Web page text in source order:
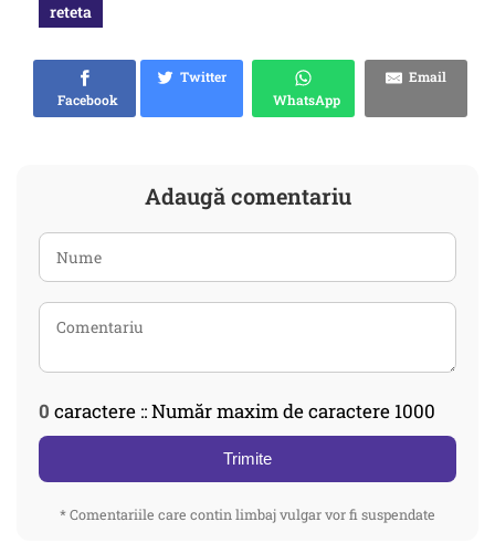
reteta
Facebook
Twitter
WhatsApp
Email
Adaugă comentariu
0 caractere :: Număr maxim de caractere 1000
Trimite
* Comentariile care contin limbaj vulgar vor fi suspendate